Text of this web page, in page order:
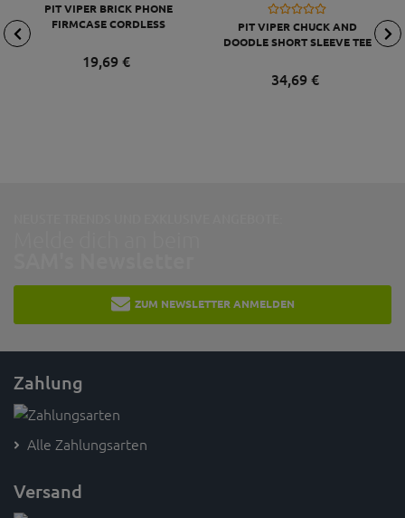
PIT VIPER BRICK PHONE
FIRMCASE CORDLESS
19,69 €
PIT VIPER CHUCK AND
DOODLE SHORT SLEEVE TEE
34,69 €
ZUM NEWSLETTER ANMELDEN
Zahlung
Alle Zahlungsarten
Versand